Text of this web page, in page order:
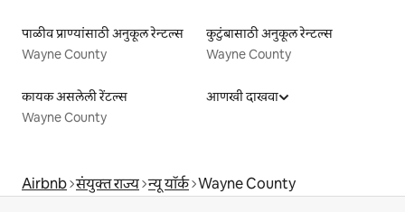
पाळीव प्राण्यांसाठी अनुकूल रेन्टल्स
Wayne County
कुटुंबासाठी अनुकूल रेन्टल्स
Wayne County
कायक असलेली रेंटल्स
Wayne County
आणखी दाखवा
Airbnb संयुक्त राज्य न्यू यॉर्क Wayne County